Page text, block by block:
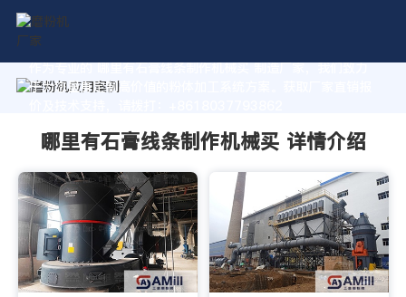
作为专业的 哪里有石膏线条制作机械买 制造厂家，我们致力
于为您量身定制高价值的粉体加工系统方案。获取厂家直销报
哪里有石膏线条制作机械买 详情介绍